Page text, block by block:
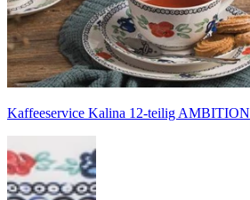
Kaffeeservice Kalina 12-teilig AMBITION